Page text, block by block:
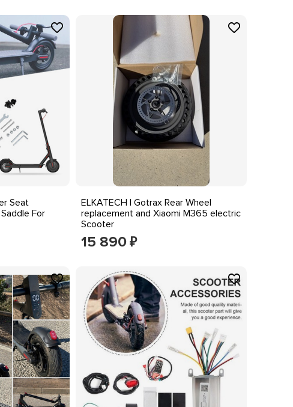
Seat
For
ELKATECH | Gotrax Rear Wheel
replacement and Xiaomi M365 electric
Scooter
15 890 ₽